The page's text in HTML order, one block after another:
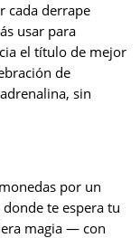
cada derrape
usar para
el título de mejor
de
sin
por un
te espera tu
magia — con